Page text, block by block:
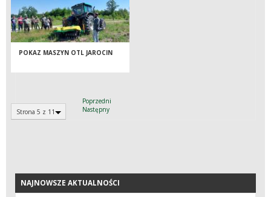
POKAZ MASZYN OTL JAROCIN
Strona 5 z 11
Poprzedni
Następny
NAJNOWSZE AKTUALNOŚCI
NAJNOWSZE AKTUALNOŚCI